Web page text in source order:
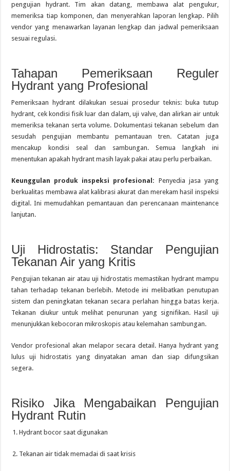
pengujian hydrant. Tim akan datang, membawa alat pengukur,
memeriksa tiap komponen, dan menyerahkan laporan lengkap. Pilih
vendor yang menawarkan layanan lengkap dan jadwal pemeriksaan
sesuai regulasi.
Tahapan Pemeriksaan Reguler
Hydrant yang Profesional
Pemeriksaan hydrant dilakukan sesuai prosedur teknis: buka tutup
hydrant, cek kondisi fisik luar dan dalam, uji valve, dan alirkan air untuk
memeriksa tekanan serta volume. Dokumentasi tekanan sebelum dan
sesudah pengujian membantu pemantauan tren. Catatan juga
mencakup kondisi seal dan sambungan. Semua langkah ini
menentukan apakah hydrant masih layak pakai atau perlu perbaikan.
Keunggulan produk inspeksi profesional: Penyedia jasa yang
berkualitas membawa alat kalibrasi akurat dan merekam hasil inspeksi
digital. Ini memudahkan pemantauan dan perencanaan maintenance
lanjutan.
Uji Hidrostatis: Standar Pengujian
Tekanan Air yang Kritis
Pengujian tekanan air atau uji hidrostatis memastikan hydrant mampu
tahan terhadap tekanan berlebih. Metode ini melibatkan penutupan
sistem dan peningkatan tekanan secara perlahan hingga batas kerja.
Tekanan diukur untuk melihat penurunan yang signifikan. Hasil uji
menunjukkan kebocoran mikroskopis atau kelemahan sambungan.
Vendor profesional akan melapor secara detail. Hanya hydrant yang
lulus uji hidrostatis yang dinyatakan aman dan siap difungsikan
segera.
Risiko Jika Mengabaikan Pengujian
Hydrant Rutin
Hydrant bocor saat digunakan
Tekanan air tidak memadai di saat krisis